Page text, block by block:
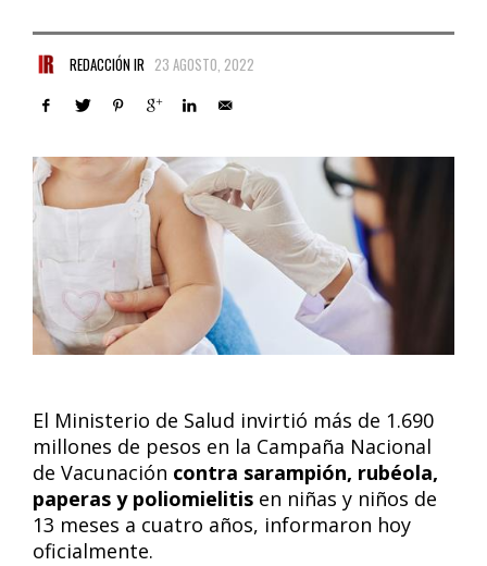
REDACCIÓN IR 23 AGOSTO, 2022
El Ministerio de Salud invirtió más de 1.690
millones de pesos en la Campaña Nacional
de Vacunación contra sarampión, rubéola,
paperas y poliomielitis en niñas y niños de
13 meses a cuatro años, informaron hoy
oficialmente.